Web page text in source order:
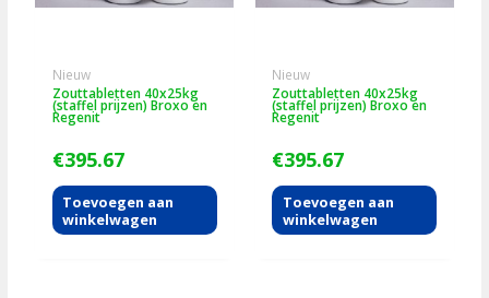
Nieuw
Zouttabletten 40x25kg
(staffel prijzen) Broxo en
Regenit
€395.67
Toevoegen aan
winkelwagen
Nieuw
Zouttabletten 40x25kg
(staffel prijzen) Broxo en
Regenit
€395.67
Toevoegen aan
winkelwagen